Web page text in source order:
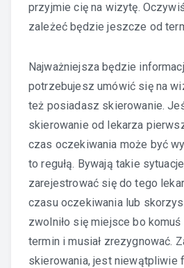
przyjmie cię na wizytę.
zależeć będzie jeszcze od
Najważniejsza będzie
potrzebujesz umówić się na
też posiadasz skierowanie.
skierowanie od lekarza
czas oczekiwania może być
to regułą. Bywają takie
zarejestrować się do tego
czasu oczekiwania lub
zwolniło się miejsce bo komuś
termin i musiał zrezygnować.
skierowania, jest niewątpliwie